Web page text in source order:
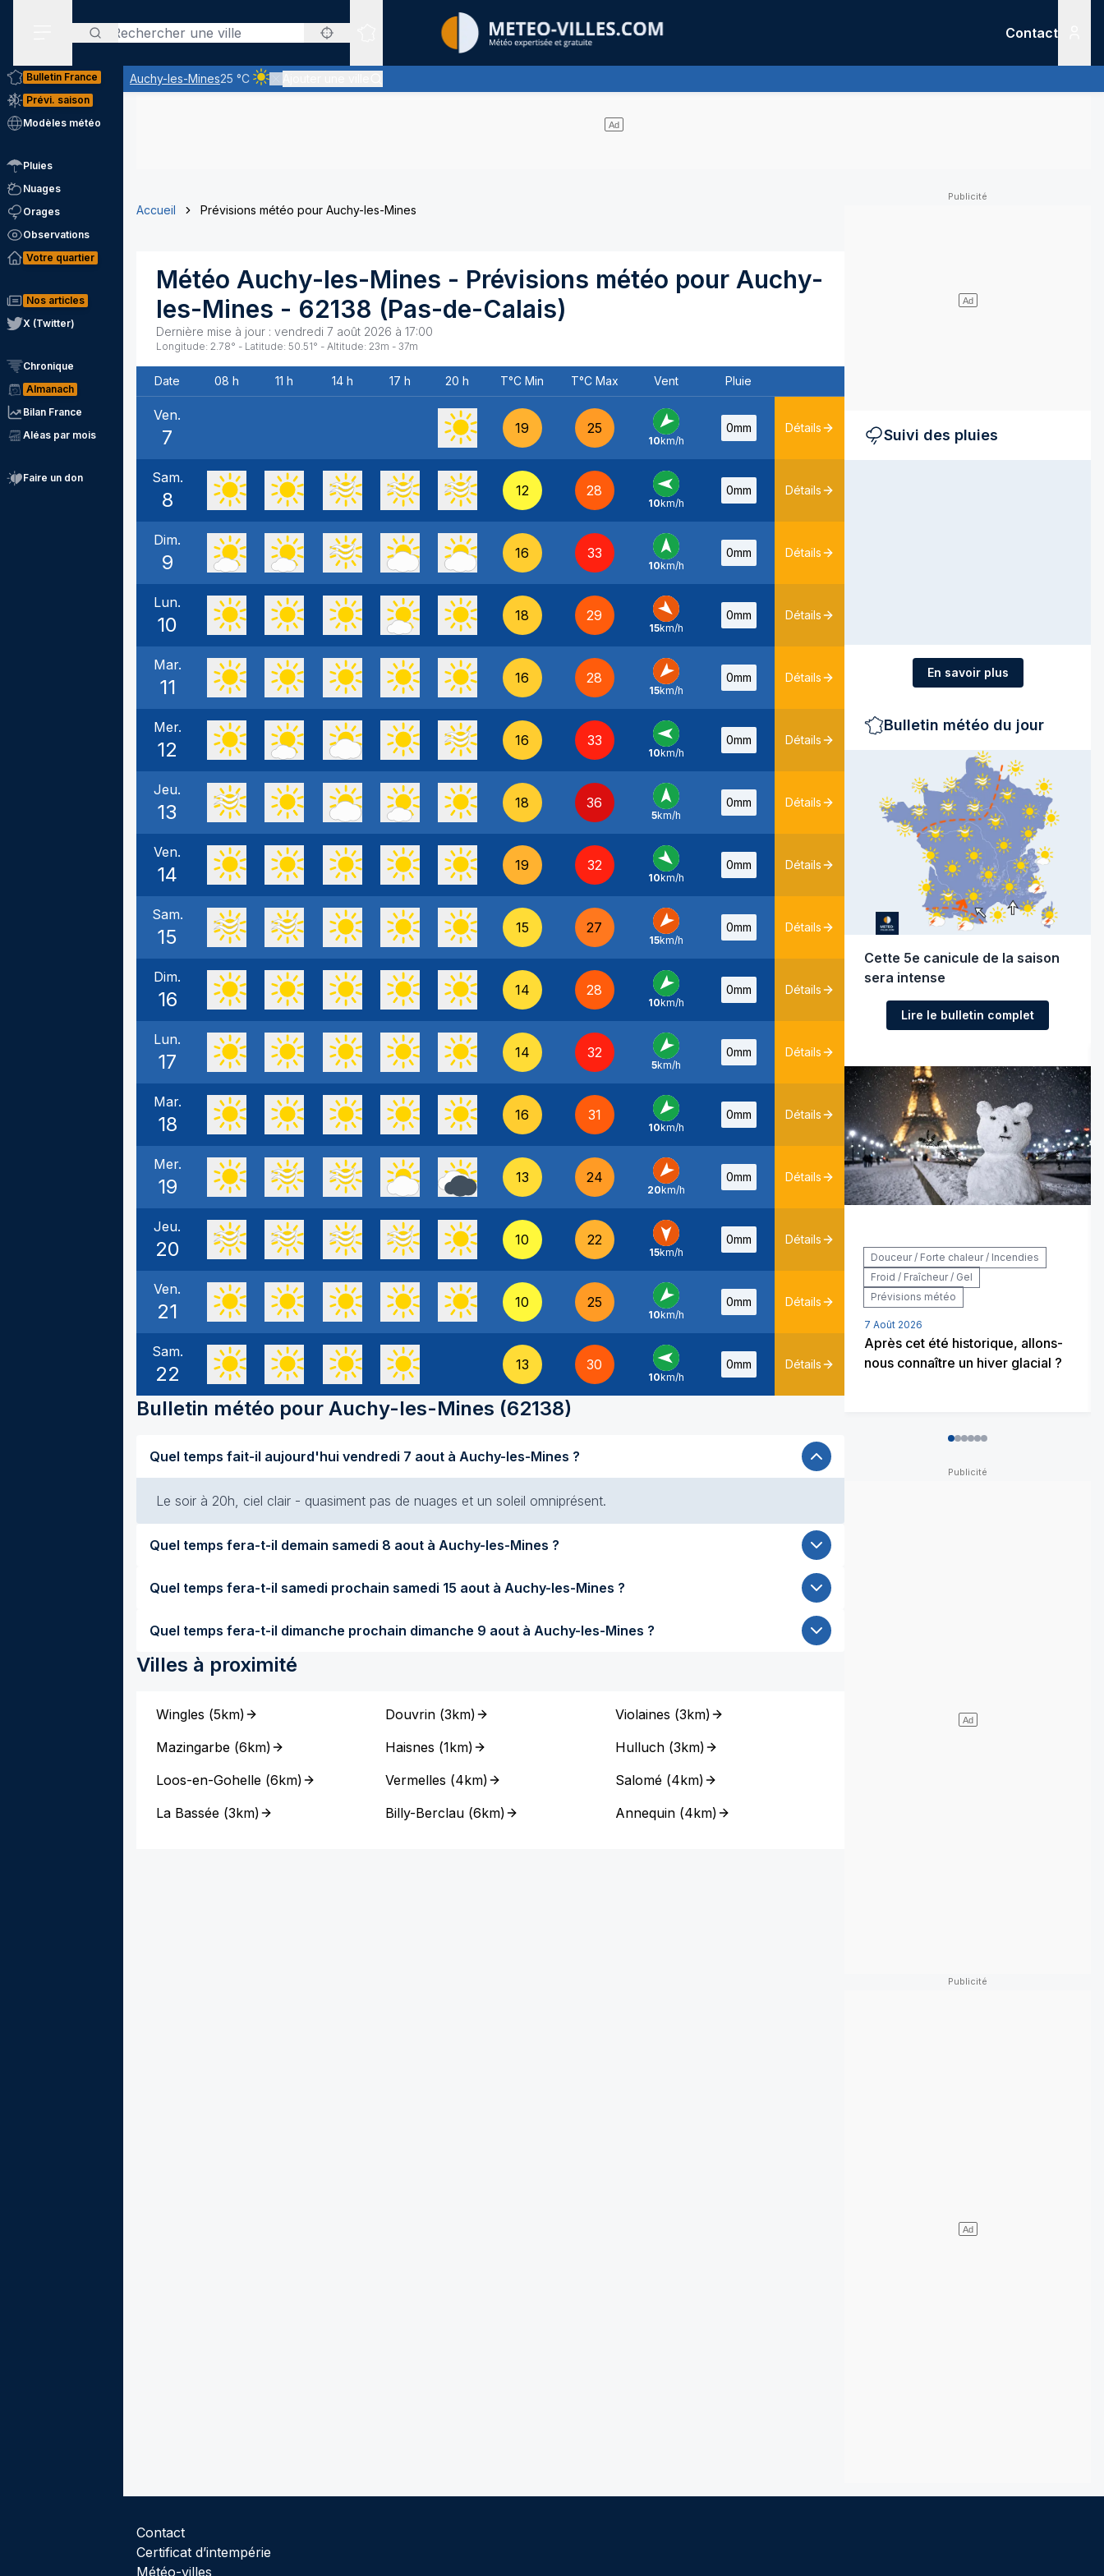
Rechercher
Sites expertis&eacute;s
Contact
Auchy-les-Mines25 °C
Ciel clair - quasiment pas de nuages et un soleil omniprésent
Bulletin France
Prévi. saison
Modèles météo
Pluies
Nuages
Orages
Observations
Votre quartier
Nos articles
X (Twitter)
Chronique
Almanach
Bilan France
Aléas par mois
Faire un don
Accueil Prévisions météo pour Auchy-les-Mines
Météo Auchy-les-Mines - Prévisions météo pour Auchy-
les-Mines - 62138 (Pas-de-Calais)
Dernière mise à jour : vendredi 7 août 2026 à 17:00
Longitude: 2.78° - Latitude: 50.51° - Altitude: 23m - 37m
Date 08 h 11 h 14 h 17 h 20 h T°C Min T°C Max Vent Pluie
Ven.
7 19 25
NE -
10km/h
0mm Détails
Sam.
8 12 28
E -
10km/h
0mm Détails
Dim.
9 16 33
S -
10km/h
0mm Détails
Lun.
10 18 29
NO
15km/h
0mm Détails
Mar.
11 16 28
NE -
15km/h
0mm Détails
Mer.
12 16 33
E -
10km/h
0mm Détails
Jeu.
13 18 36
S -
5km/h
0mm Détails
Ven.
14 19 32
NO -
10km/h
0mm Détails
Sam.
15 15 27
NE -
15km/h
0mm Détails
Dim.
16 14 28
NE -
10km/h
0mm Détails
Lun.
17 14 32
NE
5km/h
0mm Détails
Mar.
18 16 31
NE -
10km/h
0mm Détails
Mer.
19 13 24
NE -
20km/h
0mm Détails
Jeu.
20 10 22
N -
15km/h
0mm Détails
Ven.
21 10 25
NE -
10km/h
0mm Détails
Sam.
22 13 30
E -
10km/h
0mm Détails
Bulletin météo pour Auchy-les-Mines (62138)
Quel temps fait-il aujourd'hui vendredi 7 aout à Auchy-les-Mines ?
Le soir à 20h, ciel clair - quasiment pas de nuages et un soleil omniprésent.
Quel temps fera-t-il demain samedi 8 aout à Auchy-les-Mines ?
Quel temps fera-t-il samedi prochain samedi 15 aout à Auchy-les-Mines ?
Quel temps fera-t-il dimanche prochain dimanche 9 aout à Auchy-les-Mines ?
Villes à proximité
Wingles (5km)
Mazingarbe (6km)
Loos-en-Gohelle (6km)
La Bassée (3km)
Douvrin (3km)
Haisnes (1km)
Vermelles (4km)
Billy-Berclau (6km)
Violaines (3km)
Hulluch(3km)
Salomé(4km)
Annequin(4km)
Suivi des pluies
En savoir plus
Bulletin météo du jour
Cette 5e canicule de la saison
sera intense
Lire le bulletin complet
Douceur / Forte chaleur / Incendies
Froid / Fraîcheur / Gel
Prévisions météo
7 Août 2026
Après cet été historique, allons-
nous connaître un hiver glacial ?
Contact
Certificat d’intempérie
Météo-villes